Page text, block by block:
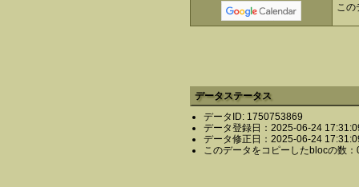
この
データステータス
データID: 1750753869
データ登録日：2025-06-24
データ修正日：2025-06-24
このデータをコピーしたblocの数：